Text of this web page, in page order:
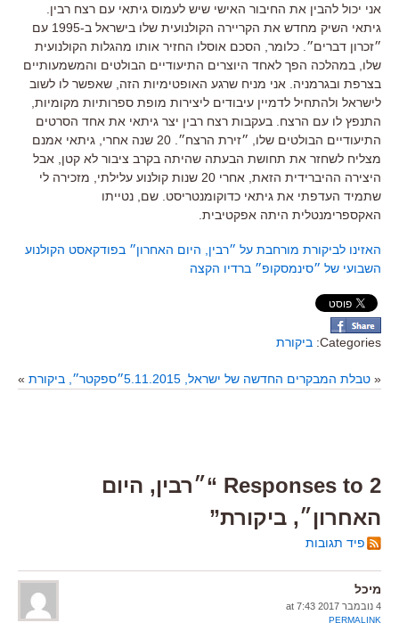
אני יכול להבין את החיבור האישי שיש לעמוס גיתאי עם רצח רבין.
גיתאי השיק מחדש את הקריירה הקולנועית שלו בישראל ב-1995 עם
״זכרון דברים״. כלומר, הסכם אוסלו החזיר אותו מהגלות הקולנועית
שלו, במהלכה הפך לאחד היוצרים התיעודיים הבולטים והמשמעותיים
בצרפת ובגרמניה. אני מניח שרגע האופטימיות הזה, שאפשר לו לשוב
לישראל ולהתחיל לדמיין עיבודים ליצירות מופת ספרותיות מקומיות,
התנפץ לו עם הרצח. בעקבות רצח רבין יצר גיתאי את אחד הסרטים
התיעודיים הבולטים שלו, ״זירת הרצח״. 20 שנה אחרי, גיתאי אמנם
מצליח לשחזר את תחושת הבעתה שהיתה בקרב ציבור לא קטן, אבל
היצירה ההיברידית הזאת, אחרי 20 שנות קולנוע עלילתי, מזכירה לי
שתמיד העדפתי את גיתאי כדוקומנטריסט. שם, נטייתו
האקספרימנטלית היתה אפקטיבית.
האזינו לביקורת מורחבת על ״רבין , היום האחרון״ בפודקאסט הקולנוע
השבועי של ״סינמסקופ״ ברדיו הקצה
Categories: ביקורת
« טבלת המבקרים החדשה של ישראל, 5.11.2015 ״ספקטר״, ביקורת »
2 Responses to “״רבין, היום
האחרון״, ביקורת”
פיד תגובות
מיכל
4 נובמבר 2017 at 7:43
PERMALINK